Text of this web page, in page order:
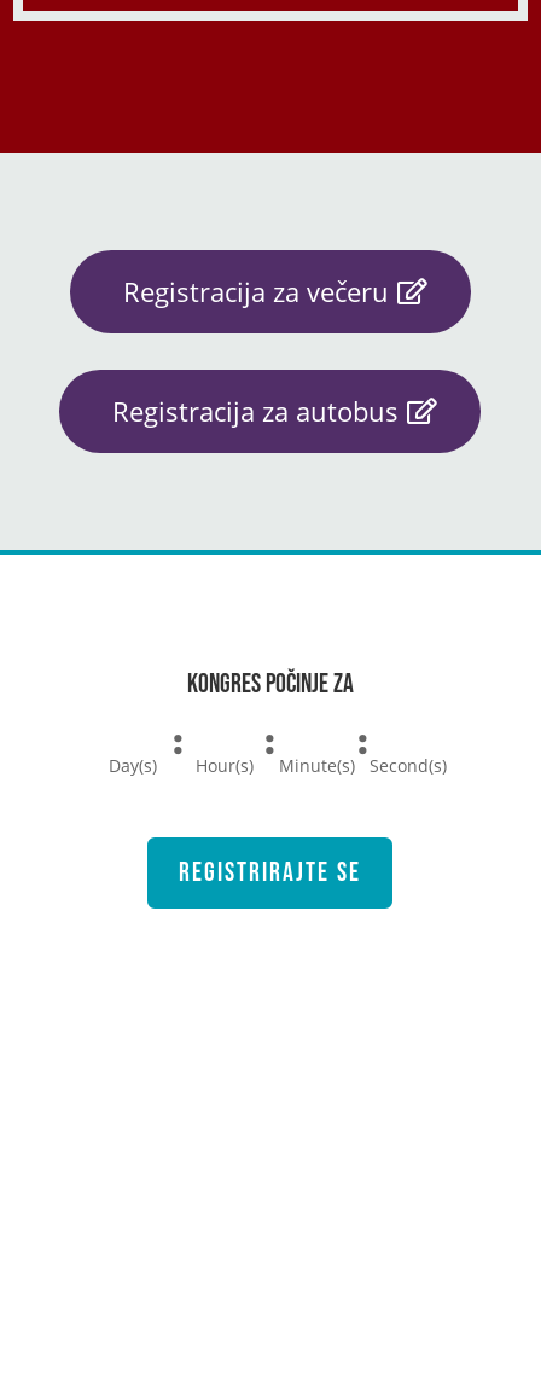
Registracija za večeru
Registracija za autobus
Kongres počinje za
Day(s) : Hour(s) : Minute(s):Second(s)
Registrirajte se